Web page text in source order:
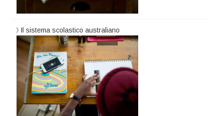
Il sistema scolastico australiano